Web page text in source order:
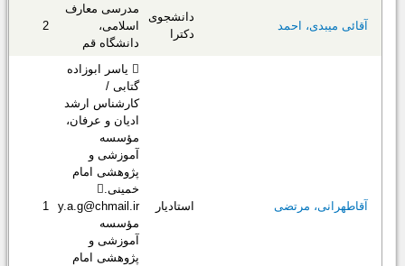
آقائی میبدی، احمد
دانشجوی
دکترا
مدرسی معارف
اسلامی،
دانشگاه قم
2
آقاطهرانی، مرتضی استادیار
 یاسر ابوزاده
گتابی /
کارشناس ارشد
ادیان و عرفان،
مؤسسه
آموزشی و
پژوهشی امام
خمینی.
y.a.g@chmail.ir
مؤسسه
آموزشی و
پژوهشی امام
1